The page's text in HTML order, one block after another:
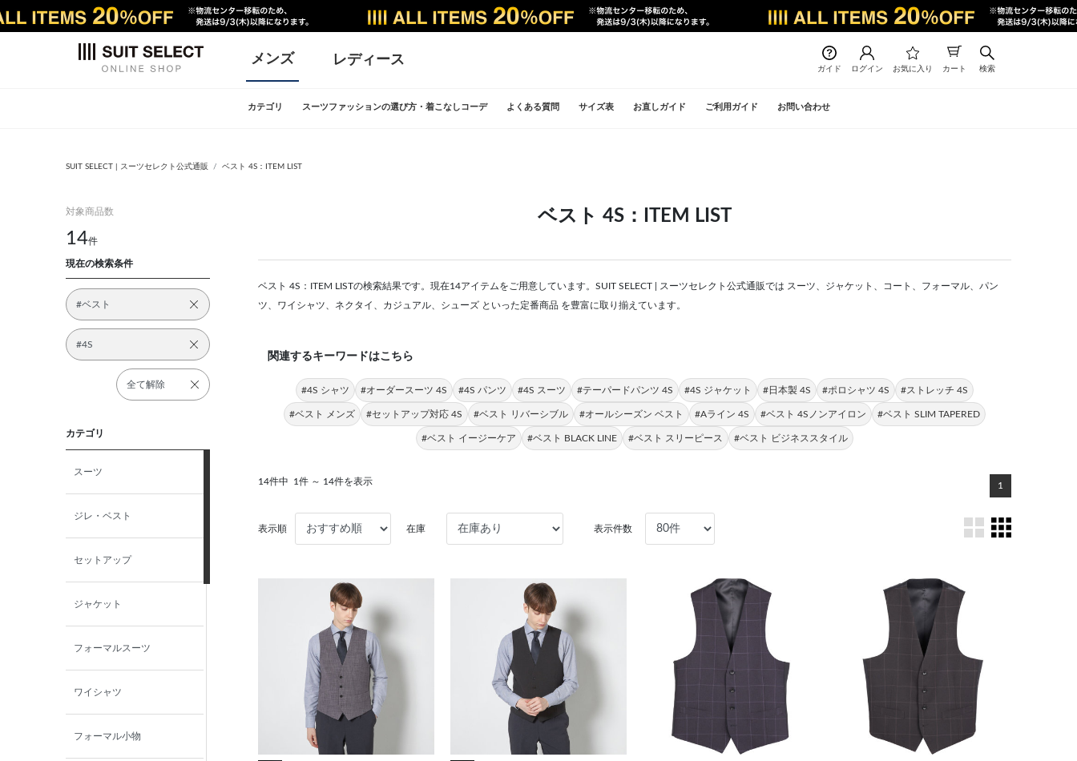
メンズ レディース
ガイド ログイン お気に入り カート 検索
カテゴリ スーツファッションの選び方・着こなしコーデ よくある質問 サイズ表 お直しガイド ご利用ガイド お問い合わせ
SUIT SELECT | スーツセレクト公式通販 ベスト 4S：ITEM LIST
対象商品数
14件
現在の検索条件
#ベスト
#4S
全て解除
カテゴリ
スーツ
ジレ・ベスト
セットアップ
ジャケット
フォーマルスーツ
ワイシャツ
フォーマル小物
ベスト 4S：ITEM LIST
ベスト 4S：ITEM LISTの検索結果です。現在14アイテムをご用意しています。SUIT SELECT | スーツセレクト公式通販では スーツ、ジャケット、コート、フォーマル、パン
ツ、ワイシャツ、ネクタイ、カジュアル、シューズ といった定番商品 を豊富に取り揃えています。
関連するキーワードはこちら
#4S シャツ #オーダースーツ 4S #4S パンツ #4S スーツ #テーパードパンツ 4S #4S ジャケット #日本製 4S #ポロシャツ 4S #ストレッチ 4S
#ベスト メンズ #セットアップ対応 4S #ベスト リバーシブル #オールシーズン ベスト #Aライン 4S #ベスト 4Sノンアイロン #ベスト SLIM TAPERED
#ベスト イージーケア #ベスト BLACK LINE #ベスト スリーピース #ベスト ビジネススタイル
14件中 1件 ～ 14件を表示 1
表示順 在庫 表示件数